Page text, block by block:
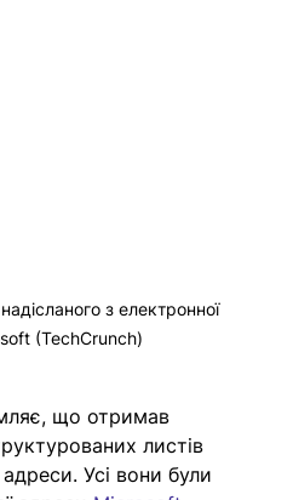
з електронної
(TechCrunch)
що отримав
листів
адреси. Усі вони були